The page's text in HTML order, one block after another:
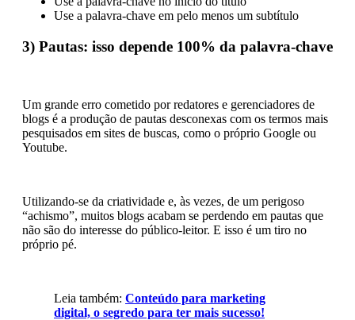
Use a palavra-chave em pelo menos um subtítulo
3) Pautas: isso depende 100% da palavra-chave
Um grande erro cometido por redatores e gerenciadores de
blogs é a produção de pautas desconexas com os termos mais
pesquisados em sites de buscas, como o próprio Google ou
Youtube.
Utilizando-se da criatividade e, às vezes, de um perigoso
“achismo”, muitos blogs acabam se perdendo em pautas que
não são do interesse do público-leitor. E isso é um tiro no
próprio pé.
Leia também: Conteúdo para marketing
digital, o segredo para ter mais sucesso!